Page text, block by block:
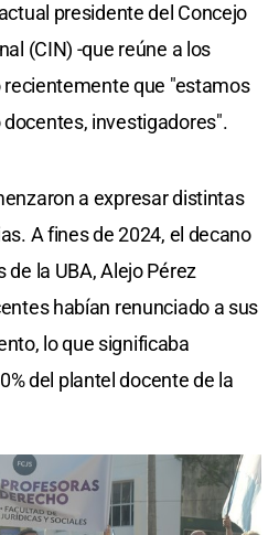
presidente del Concejo
(CIN) -que reúne a los
recientemente que "estamos
investigadores".
a expresar distintas
A fines de 2024, el decano
la UBA, Alejo Pérez
habían renunciado a sus
lo que significaba
del plantel docente de la